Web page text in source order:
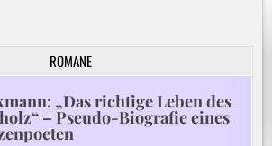
ROMANE
„Das richtige Leben des
– Pseudo-Biografie eines